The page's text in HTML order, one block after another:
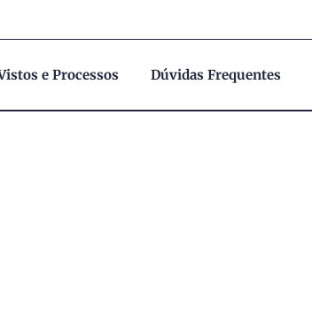
e Processos Dúvidas Frequentes